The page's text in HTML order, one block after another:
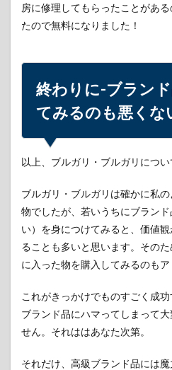
房に修理してもらったことがあ
たので無料になりました！
終わりに-ブラン
てみるのも悪くな
以上、ブルガリ・ブルガリにつ
ブルガリ・ブルガリは確かに私
物でしたが、若いうちにブラン
い）を身につけてみると、価値
ることも多いと思います。その
に入った物を購入してみるのもア
これがきっかけでものすごく成
ブランド品にハマってしまって
せん。それははあなた次第。
それだけ、高級ブランド品には魔